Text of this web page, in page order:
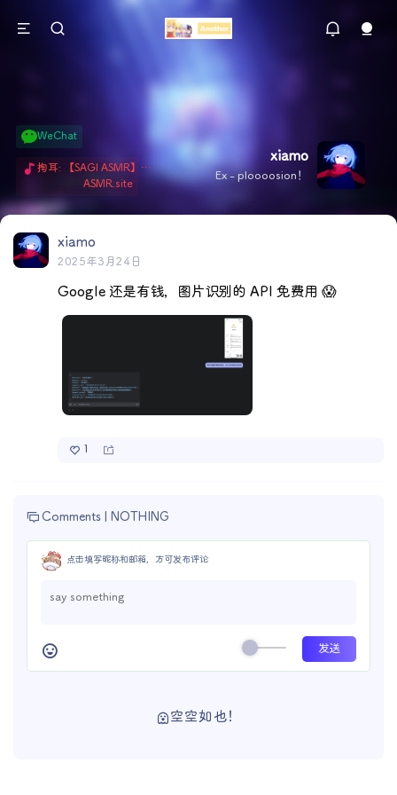
xiamo
Ex - ploooosion！
WeChat
掏耳: 【SAGI ASMR】今天就由阿米娅给博士掏耳吧「耳勺x鹅毛棒x吹气」 Hi-Res无损助眠 + 单刷: ASMR 精选4.0｜ 陪伴天花板 ✦扶扶の温柔哄睡 ✦ 顶级道具和语气词的交融 ✦ 扶桑大红花、
ASMR.site
xiamo
2025年3月24日
Google 还是有钱，图片识别的 API 免费用 😱
1
Comments | NOTHING
点击填写昵称和邮箱，方可发布评论
空空如也！